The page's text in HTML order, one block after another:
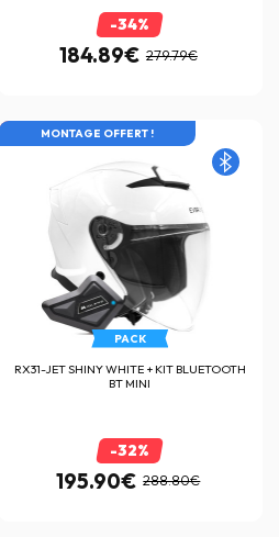
-34%
184.89€ 279.79€
LES PRIX EN ROUE LIBRE
MONTAGE OFFERT !
PACK
RX31-JET SHINY WHITE + KIT BLUETOOTH
BT MINI
-32%
195.90€ 288.80€